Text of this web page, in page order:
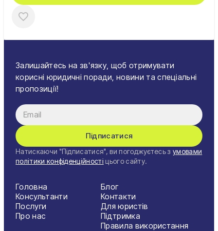
Залишайтесь на зв'язку, щоб отримувати
корисні юридичні поради, новини та спеціальні
пропозиції!
Підписатися
Натискаючи "Підписатися", ви погоджуєтесь з умовами
політики конфіденційності цього сайту.
Головна
Консультанти
Послуги
Про нас
Блог
Контакти
Для юристів
Підтримка
Правила використання